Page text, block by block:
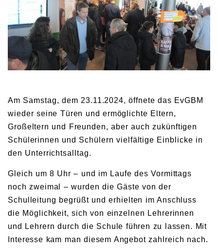
BIBLIOTHEK
Bibliothek Bibliothekskatalog
Schulbuchausleihe
Lehrmittelfreiheit
Buchempfehlungen
Food Scouts
FAQs
SPORT
Sport als Leistungsfach Exkursionen
Wettkämpfe
Fachschaft
JtfO
Am Samstag, dem 23.11.2024, öffnete das EvGBM
wieder seine Türen und ermöglichte Eltern,
Großeltern und Freunden, aber auch zukünftigen
Schülerinnen und Schülern vielfältige Einblicke in
den Unterrichtsalltag.
Gleich um 8 Uhr – und im Laufe des Vormittags
noch zweimal – wurden die Gäste von der
Schulleitung begrüßt und erhielten im Anschluss
die Möglichkeit, sich von einzelnen Lehrerinnen
und Lehrern durch die Schule führen zu lassen. Mit
Interesse kam man diesem Angebot zahlreich nach.